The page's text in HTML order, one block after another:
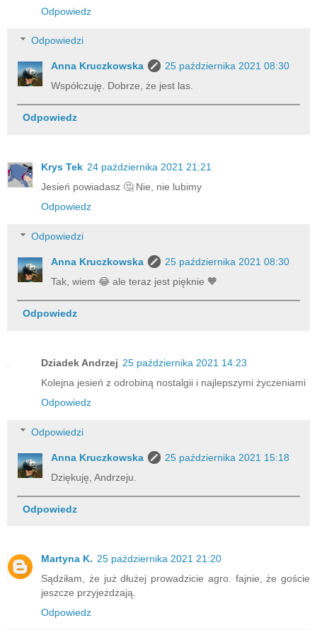
Odpowiedz
Odpowiedzi
Anna Kruczkowska
25 października 2021 08:30
Współczuję. Dobrze, że jest las.
Odpowiedz
Krys Tek 24 października 2021 21:21
Jesień powiadasz 🤔 Nie, nie lubimy
Odpowiedz
Odpowiedzi
Anna Kruczkowska
25 października 2021 08:30
Tak, wiem 😂 ale teraz jest pięknie 🧡
Odpowiedz
Dziadek Andrzej 25 października 2021 14:23
Kolejna jesień z odrobiną nostalgii i najlepszymi życzeniami
Odpowiedz
Odpowiedzi
Anna Kruczkowska
25 października 2021 15:18
Dziękuję, Andrzeju.
Odpowiedz
Martyna K. 25 października 2021 21:20
Sądziłam, że już dłużej prowadzicie agro. fajnie, że goście
jeszcze przyjeżdżają.
Odpowiedz